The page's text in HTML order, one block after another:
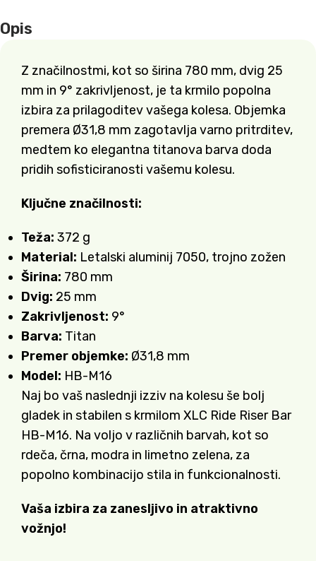
Opis
Z značilnostmi, kot so širina 780 mm, dvig 25
mm in 9° zakrivljenost, je ta krmilo popolna
izbira za prilagoditev vašega kolesa. Objemka
premera Ø31,8 mm zagotavlja varno pritrditev,
medtem ko elegantna titanova barva doda
pridih sofisticiranosti vašemu kolesu.
Ključne značilnosti:
Teža: 372 g
Material: Letalski aluminij 7050, trojno zožen
Širina: 780 mm
Dvig: 25 mm
Zakrivljenost: 9°
Barva: Titan
Premer objemke: Ø31,8 mm
Model: HB-M16
Naj bo vaš naslednji izziv na kolesu še bolj
gladek in stabilen s krmilom XLC Ride Riser Bar
HB-M16. Na voljo v različnih barvah, kot so
rdeča, črna, modra in limetno zelena, za
popolno kombinacijo stila in funkcionalnosti.
Vaša izbira za zanesljivo in atraktivno
vožnjo!